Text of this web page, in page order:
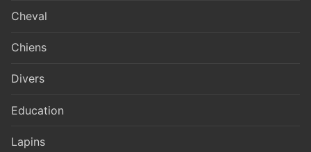
Cheval
Chiens
Divers
Education
Lapins